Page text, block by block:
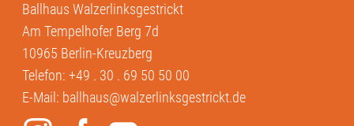
Ballhaus Walzerlinksgestrickt
Am Tempelhofer Berg 7d
10965 Berlin-Kreuzberg
Telefon:+49 . 30 . 69 50 50 00
E-Mail: ballhaus@walzerlinksgestrickt.de